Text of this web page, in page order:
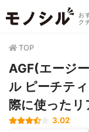
お
ク
TOP
AGF(エージ
ル ピーチテ
際に使った
3.02